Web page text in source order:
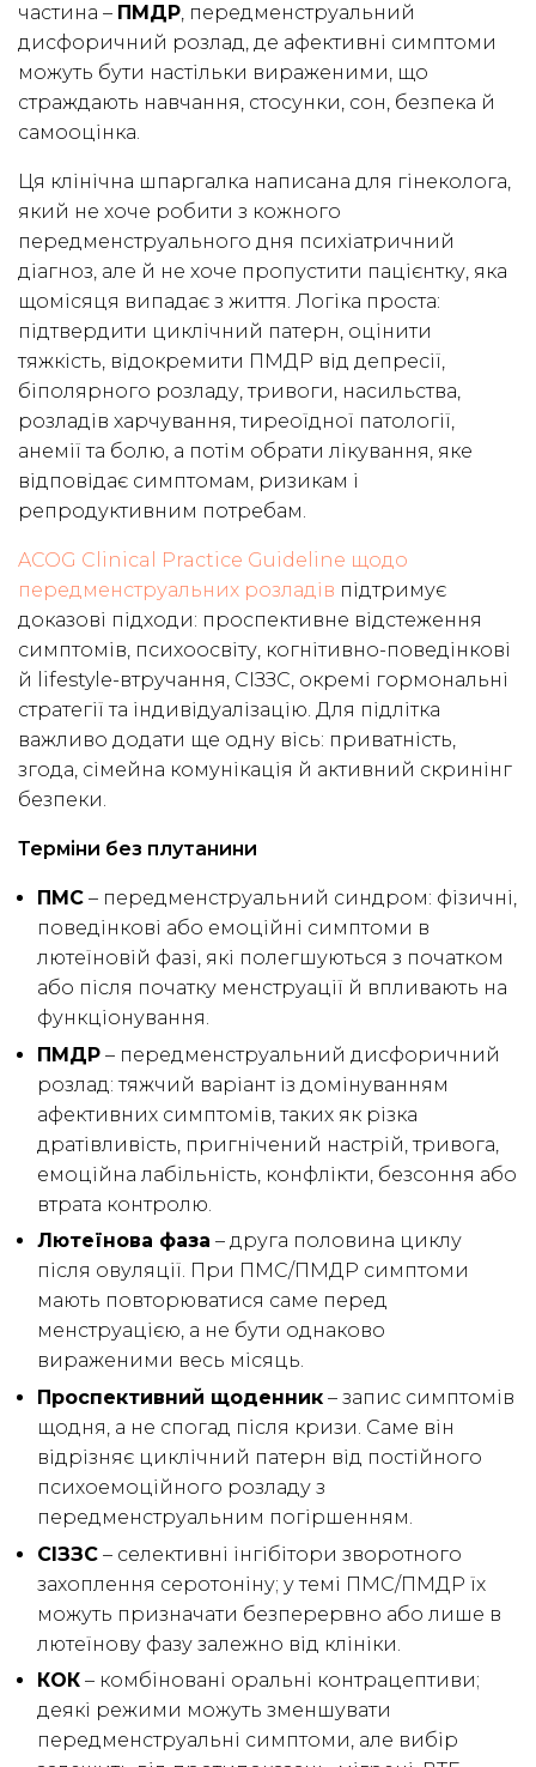
частина – ПМДР, передменструальний
дисфоричний розлад, де афективні симптоми
можуть бути настільки вираженими, що
страждають навчання, стосунки, сон, безпека й
самооцінка.
Ця клінічна шпаргалка написана для гінеколога,
який не хоче робити з кожного
передменструального дня психіатричний
діагноз, але й не хоче пропустити пацієнтку, яка
щомісяця випадає з життя. Логіка проста:
підтвердити циклічний патерн, оцінити
тяжкість, відокремити ПМДР від депресії,
біполярного розладу, тривоги, насильства,
розладів харчування, тиреоїдної патології,
анемії та болю, а потім обрати лікування, яке
відповідає симптомам, ризикам і
репродуктивним потребам.
ACOG Clinical Practice Guideline щодо
передменструальних розладів підтримує
доказові підходи: проспективне відстеження
симптомів, психоосвіту, когнітивно-поведінкові
й lifestyle-втручання, СІЗЗС, окремі гормональні
стратегії та індивідуалізацію. Для підлітка
важливо додати ще одну вісь: приватність,
згода, сімейна комунікація й активний скринінг
безпеки.
Терміни без плутанини
ПМС – передменструальний синдром: фізичні,
поведінкові або емоційні симптоми в
лютеїновій фазі, які полегшуються з початком
або після початку менструації й впливають на
функціонування.
ПМДР – передменструальний дисфоричний
розлад: тяжчий варіант із домінуванням
афективних симптомів, таких як різка
дратівливість, пригнічений настрій, тривога,
емоційна лабільність, конфлікти, безсоння або
втрата контролю.
Лютеїнова фаза – друга половина циклу
після овуляції. При ПМС/ПМДР симптоми
мають повторюватися саме перед
менструацією, а не бути однаково
вираженими весь місяць.
Проспективний щоденник – запис симптомів
щодня, а не спогад після кризи. Саме він
відрізняє циклічний патерн від постійного
психоемоційного розладу з
передменструальним погіршенням.
СІЗЗС – селективні інгібітори зворотного
захоплення серотоніну; у темі ПМС/ПМДР їх
можуть призначати безперервно або лише в
лютеїнову фазу залежно від клініки.
КОК – комбіновані оральні контрацептиви;
деякі режими можуть зменшувати
передменструальні симптоми, але вибір